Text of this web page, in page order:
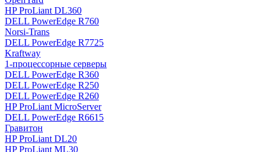
HP ProLiant DL360
DELL PowerEdge R760
Norsi-Trans
DELL PowerEdge R7725
Kraftway
1-процессорные серверы
DELL PowerEdge R360
DELL PowerEdge R250
DELL PowerEdge R260
HP ProLiant MicroServer
DELL PowerEdge R6615
Гравитон
HP ProLiant DL20
HP ProLiant ML30